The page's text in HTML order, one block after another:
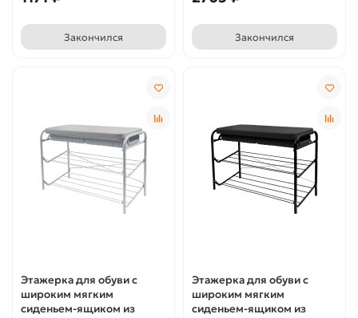
Закончился Закончился
Этажерка для обуви с
широким мягким
сиденьем-ящиком из
Этажерка для обуви с
широким мягким
сиденьем-ящиком из